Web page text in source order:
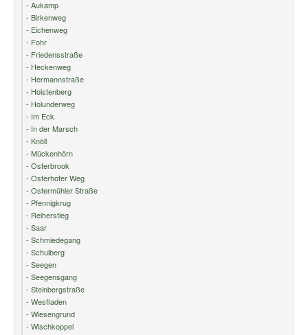
- Aukamp
- Birkenweg
- Eichenweg
- Fohr
- Friedensstraße
- Heckenweg
- Hermannstraße
- Holstenberg
- Holunderweg
- Im Eck
- In der Marsch
- Knöll
- Mückenhörn
- Osterbrook
- Osterhofer Weg
- Ostermühler Straße
- Pfennigkrug
- Reiherstieg
- Saar
- Schmiedegang
- Schulberg
- Seegen
- Seegensgang
- Steinbergstraße
- Wesfladen
- Wiesengrund
- Wischkoppel